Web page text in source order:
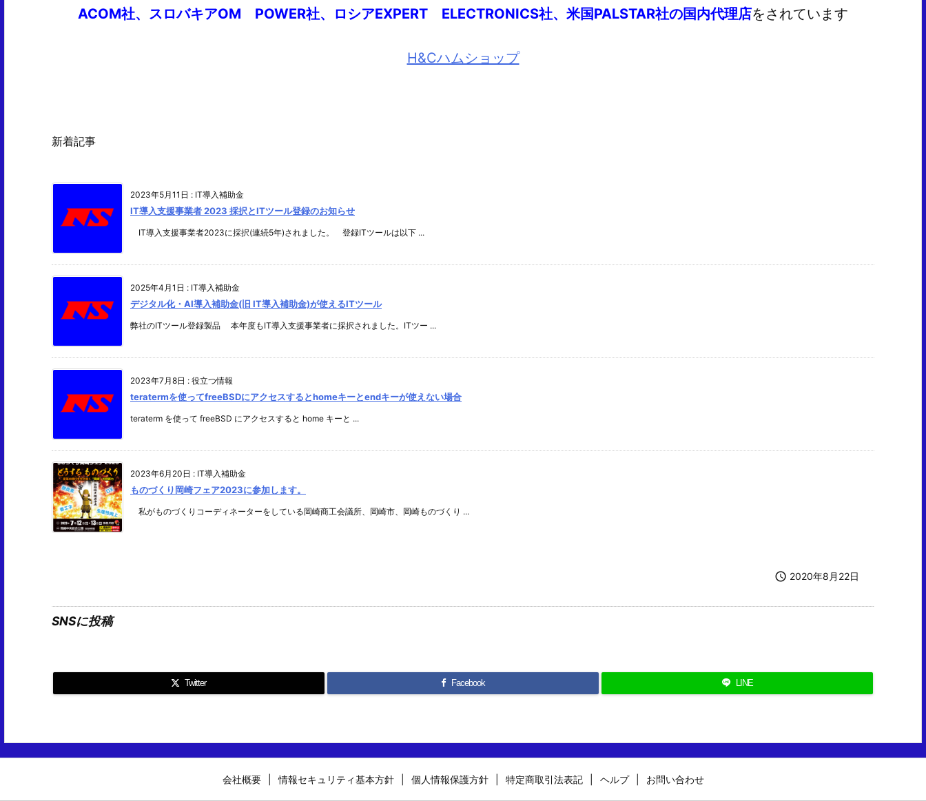
ACOM社、スロバキアOM POWER社、ロシアEXPERT ELECTRONICS社、米国PALSTAR社の国内代理店をされています
H&Cハムショップ
新着記事
2023年5月11日 : IT導入補助金
IT導入支援事業者 2023 採択とITツール登録のお知らせ
IT導入支援事業者2023に採択(連続5年)されました。 登録ITツールは以下 ...
2025年4月1日 : IT導入補助金
デジタル化・AI導入補助金(旧 IT導入補助金)が使えるITツール
弊社のITツール登録製品 本年度もIT導入支援事業者に採択されました。ITツー ...
2023年7月8日 : 役立つ情報
teratermを使ってfreeBSDにアクセスするとhomeキーとendキーが使えない場合
teraterm を使って freeBSD にアクセスすると home キーと ...
2023年6月20日 : IT導入補助金
ものづくり岡崎フェア2023に参加します。
私がものづくりコーディネーターをしている岡崎商工会議所、岡崎市、岡崎ものづくり ...
 2020年8月22日
SNSに投稿
Twitter Facebook LINE
会社概要 情報セキュリティ基本方針 個人情報保護方針 特定商取引法表記 ヘルプ お問い合わせ